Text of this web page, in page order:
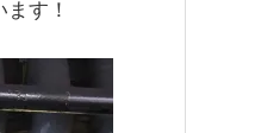
す！